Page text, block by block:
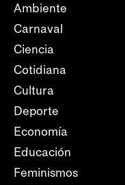
Ambiente
Carnaval
Ciencia
Cotidiana
Cultura
Deporte
Economía
Educación
Feminismos